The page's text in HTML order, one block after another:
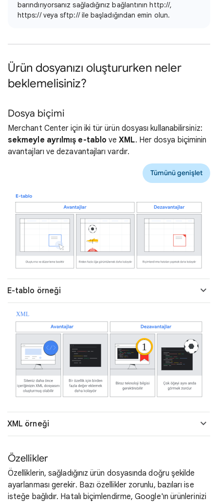
barındırıyorsanız sağladığınız bağlantının http://,
https:// veya sftp:// ile başladığından emin olun.
Ürün dosyanızı oluştururken neler
beklemelisiniz?
Dosya biçimi
Merchant Center için iki tür ürün dosyası kullanabilirsiniz:
sekmeyle ayrılmış e-tablo veXML. Her dosya biçiminin
avantajları ve dezavantajları vardır.
Tümünü genişlet
E-tablo örneği
XML örneği
Özellikler
Özelliklerin, sağladığınız ürün dosyasında doğru şekilde
ayarlanması gerekir. Bazı özellikler zorunlu, bazıları ise
isteğe bağlıdır. Hatalı biçimlendirme, Google'ın ürünlerinizi